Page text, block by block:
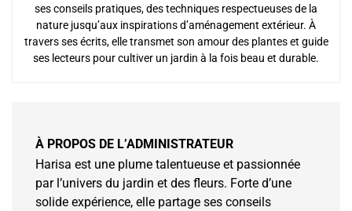
ses conseils pratiques, des techniques respectueuses de la
nature jusqu’aux inspirations d’aménagement extérieur. À
travers ses écrits, elle transmet son amour des plantes et guide
ses lecteurs pour cultiver un jardin à la fois beau et durable.
À PROPOS DE L’ADMINISTRATEUR
Harisa est une plume talentueuse et passionnée
par l’univers du jardin et des fleurs. Forte d’une
solide expérience, elle partage ses conseils